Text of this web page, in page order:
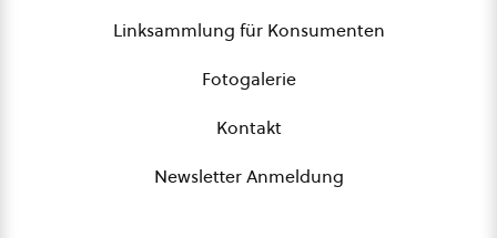
Linksammlung für Konsumenten
Fotogalerie
Kontakt
Newsletter Anmeldung